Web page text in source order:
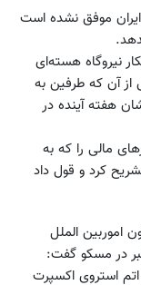
موفق نشده است
نیروگاه هسته‌ای
از آن که طرفین به
هفته آینده در
مالی را که به
کرد و قول داد
اموربین‌ الملل‌
در مسکو گفت‌:‌
استروی‌ اکسپرت‌